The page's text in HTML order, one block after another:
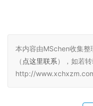
本内容由MSchen收集整
（ 点这里联系），如若
http://